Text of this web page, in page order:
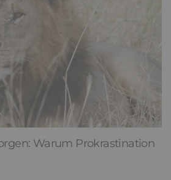
Warum Prokrastination